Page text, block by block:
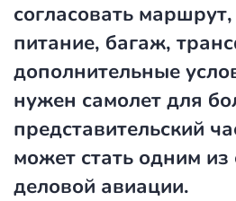
согласовать
питание, багаж,
дополнительные
нужен самолет для
представительский
может стать одним
деловой авиации.